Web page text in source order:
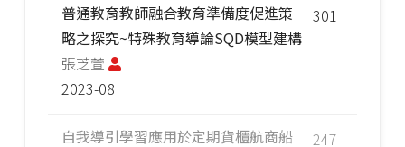
301
普通教育教師融合教育準備度促進策
略之探究~特殊教育導論SQD模型建構
張芝萱
2023-08
247
自我導引學習應用於定期貨櫃航商船